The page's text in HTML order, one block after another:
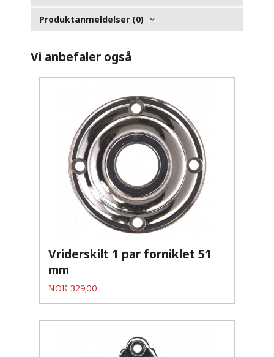
Produktanmeldelser (0)
Vi anbefaler også
Vriderskilt 1 par forniklet 51
mm
Pris
NOK 329,00